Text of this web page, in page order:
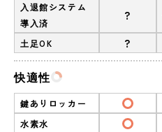
入退館システム
導入済
?
土足OK ?
快適性
鍵ありロッカー
水素水